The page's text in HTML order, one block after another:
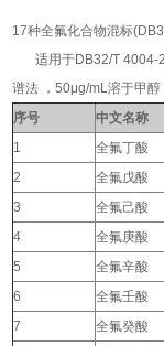
17种全氟化合物混标
适用于DB32/T 4004-
谱法 ，50μg/mL溶于甲
序号
中文名称
1
全氟丁酸
2
全氟戊酸
3
全氟己酸
4
全氟庚酸
5
全氟辛酸
6
全氟壬酸
7
全氟癸酸